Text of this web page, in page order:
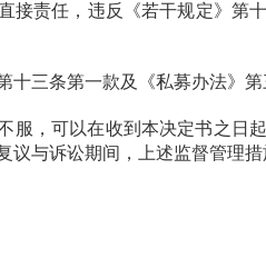
接责任，违反《若干规定》第
三条第一款及《私募办法》第
，可以在收到本决定书之日起
议与诉讼期间，上述监督管理措